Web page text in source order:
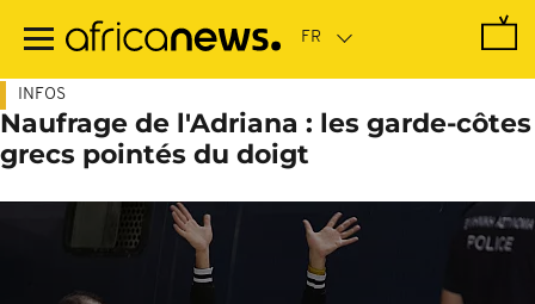
contenu
INFOS
Naufrage de l'Adriana : les garde-côtes
grecs pointés du doigt